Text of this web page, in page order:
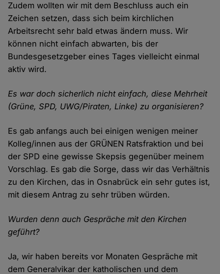
Zudem wollten wir mit dem Beschluss auch ein
Zeichen setzen, dass sich beim kirchlichen
Arbeitsrecht sehr bald etwas ändern muss. Wir
können nicht einfach abwarten, bis der
Bundesgesetzgeber eines Tages vielleicht einmal
aktiv wird.
Es war doch sicherlich nicht einfach, diese Mehrheit
(Grüne, SPD, UWG/Piraten, Linke) zu organisieren?
Es gab anfangs auch bei einigen wenigen meiner
Kolleg/innen aus der GRÜNEN Ratsfraktion und bei
der SPD eine gewisse Skepsis gegenüber meinem
Vorschlag. Es gab die Sorge, dass wir das Verhältnis
zu den Kirchen, das in Osnabrück ein sehr gutes ist,
mit diesem Antrag zu sehr trüben würden.
Wurden denn auch Gespräche mit den Kirchen
geführt?
Ja, wir haben bereits vor Monaten Gespräche mit
dem Generalvikar der katholischen und dem